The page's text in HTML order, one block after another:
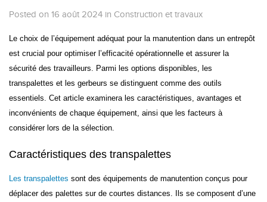
Posted on 16 août 2024 in Construction et travaux
Le choix de l’équipement adéquat pour la manutention dans un entrepôt
est crucial pour optimiser l’efficacité opérationnelle et assurer la
sécurité des travailleurs. Parmi les options disponibles, les
transpalettes et les gerbeurs se distinguent comme des outils
essentiels. Cet article examinera les caractéristiques, avantages et
inconvénients de chaque équipement, ainsi que les facteurs à
considérer lors de la sélection.
Caractéristiques des transpalettes
Les transpalettes sont des équipements de manutention conçus pour
déplacer des palettes sur de courtes distances. Ils se composent d’une